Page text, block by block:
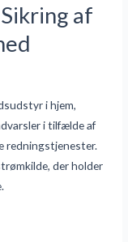
af
i hjem,
i tilfælde af
redningstjenester.
der holder